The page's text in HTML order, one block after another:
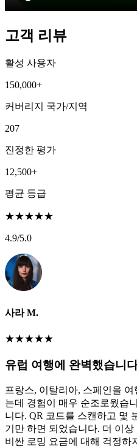
고객 리뷰
활성 사용자
150,000+
커버리지 국가/지역
207
진정한 평가
12,500+
평균 등급
★★★★★
4.9/5.0
사라 M.
★★★★★
유럽 여행에 완벽했습니
프랑스, 이탈리아, 스페인을 여
는데 경험이 매우 순조로웠습
니다. QR 코드를 스캔하고 몇
기만 하면 되었습니다. 더 이
비싼 로밍 요금에 대해 걱정하